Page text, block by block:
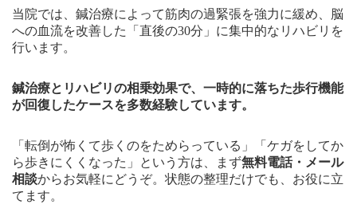
当院では、鍼治療によって筋肉の過緊張を強力に緩め、脳
への血流を改善した「直後の30分」に集中的なリハビリを
行います。
鍼治療とリハビリの相乗効果で、一時的に落ちた歩行機能
が回復したケースを多数経験しています。
「転倒が怖くて歩くのをためらっている」「ケガをしてか
ら歩きにくくなった」という方は、まず無料電話・メール
相談からお気軽にどうぞ。状態の整理だけでも、お役に立
てます。